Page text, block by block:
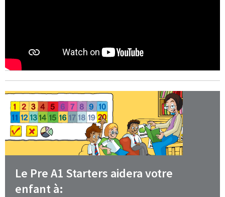
Le Pre A1 Starters aidera votre
enfant à: